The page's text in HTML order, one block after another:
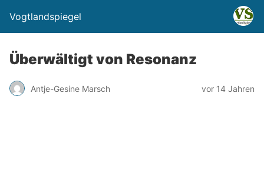
Vogtlandspiegel
Überwältigt von Resonanz
Antje-Gesine Marsch vor 14 Jahren